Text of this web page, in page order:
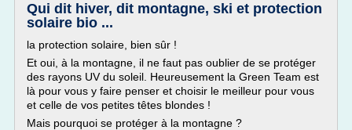
Qui dit hiver, dit montagne, ski et protection
solaire bio ...
la protection solaire, bien sûr !
Et oui, à la montagne, il ne faut pas oublier de se protéger
des rayons UV du soleil. Heureusement la Green Team est
là pour vous y faire penser et choisir le meilleur pour vous
et celle de vos petites têtes blondes !
Mais pourquoi se protéger à la montagne ?